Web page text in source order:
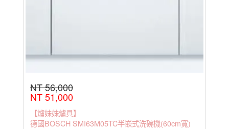
NT 56,000
NT 51,000
【爐妹妹爐具】
德國BOSCH SMI63M05TC半嵌式洗碗機(60cm寬)